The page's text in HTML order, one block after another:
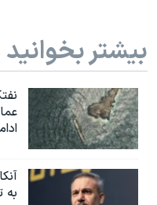
بیشتر بخوانید
به